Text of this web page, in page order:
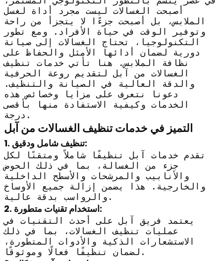
أصبحت الغسالات ليست مجرد أداة لغسل
الملابس، بل أصبحت جزءًا لا يتجزأ من راحة
وتوفير الوقت في حياة الأفراد. ومع تطور
التكنولوجيا، تحتاج الغسالات إلى صيانة
دورية لضمان أدائها الأمثل والحفاظ على
نظافة الملابس. هنا تأتي خدمات تنظيف
الغسالات من آبل لتقديم روعة الحرفية
والدقة العالية في الصيانة والتنظيف.
دعونا نتعرف على مزايا وخصائص هذه
الخدمات وكيفية الاستفادة منها بأقصى
درجة.
التميز في خدمات تنظيف الغسالات من آبل
1. تنظيف شامل ودقيق:
تقدم خدمات آبل تنظيفًا شاملاً ومتقنًا لكل
جزء من الغسالة، بما في ذلك الحوض
والأنابيب والمرشحات والأسطح الداخلية
والخارجية. هذا يضمن إزالة جميع الأوساخ
والرواسب بدقة عالية.
2. استخدام تقنيات متطورة:
يعتمد فريق آبل على أحدث التقنيات في
عمليات تنظيف الغسالات، بما في ذلك
الاستشعارات الذكية والأدوات المتطورة،
لضمان تنظيفًا فعالًا وموثوقًا.